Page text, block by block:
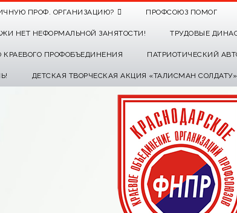
ПРОФ. ОРГАНИЗАЦИЮ? ПРОФСОЮЗ ПОМОГ
НЕТ НЕФОРМАЛЬНОЙ ЗАНЯТОСТИ! ТРУДОВЫЕ
КРАЕВОГО ПРОФОБЪЕДИНЕНИЯ ПАТРИОТИЧЕСКИЙ
ДЕТСКАЯ ТВОРЧЕСКАЯ АКЦИЯ «ТАЛИСМАН СОЛДАТУ»